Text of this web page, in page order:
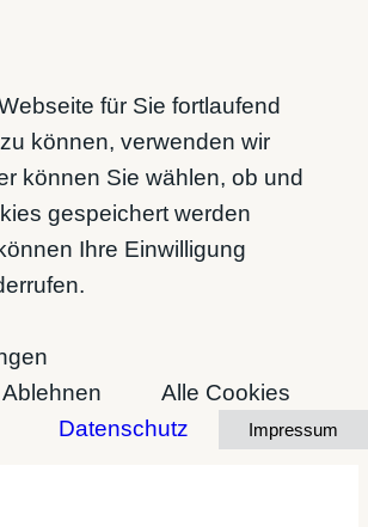
für Sie fortlaufend
können, verwenden wir
können Sie wählen, ob und
gespeichert werden
Ihre Einwilligung
Ablehnen
Alle Cookies
Datenschutz Impressum